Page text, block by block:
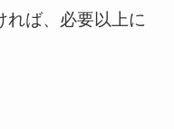
れば、必要以上に